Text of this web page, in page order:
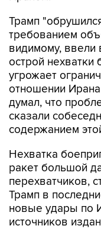
Трамп
требованием
видимому, ввели
острой нехватки
угрожает
отношении
думал, что
сказали
содержанием
Нехватка
ракет большой
перехватчиков,
Трамп в
новые удары по
источников